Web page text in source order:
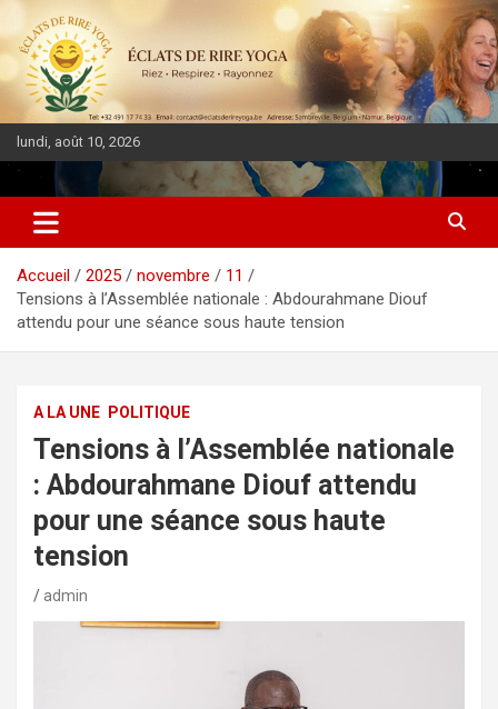
lundi, août 10, 2026
DIASPORA PULSE
Accueil 2025 novembre
11
Tensions à l’Assemblée nationale : Abdourahmane Diouf
attendu pour une séance sous haute tension
A LA UNE POLITIQUE
Tensions à l’Assemblée nationale
: Abdourahmane Diouf attendu
pour une séance sous haute
tension
admin